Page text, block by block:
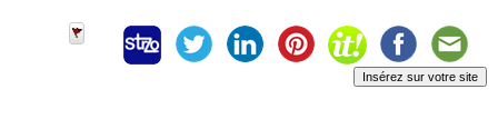
Insérez sur votre site